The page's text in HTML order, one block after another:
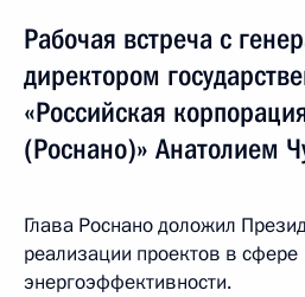
Рабочая встреча с
директором
«Российская
(Роснано)» Анатолием
Глава Роснано доложил
реализации проектов в сфере
энергоэффективности.